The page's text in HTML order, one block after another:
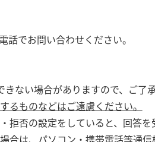
話でお問い合わせください。
ない場合がありますので、ご了承
るものなどはご遠慮ください。
否の設定をしていると、回答